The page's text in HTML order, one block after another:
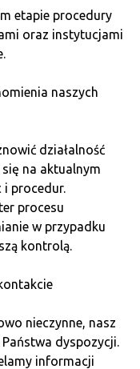
WIĘCEJ
płacony
w sieci
WIĘCEJ
etapie procedury
oraz instytucjami
naszych
działalność
na aktualnym
procedur.
procesu
w przypadku
kontrolą.
nieczynne, nasz
dyspozycji.
informacji